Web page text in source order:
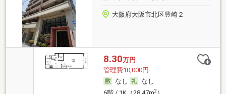
大阪府大阪市北区豊崎２
8.30万円
管理費10,000円
なし
なし
2